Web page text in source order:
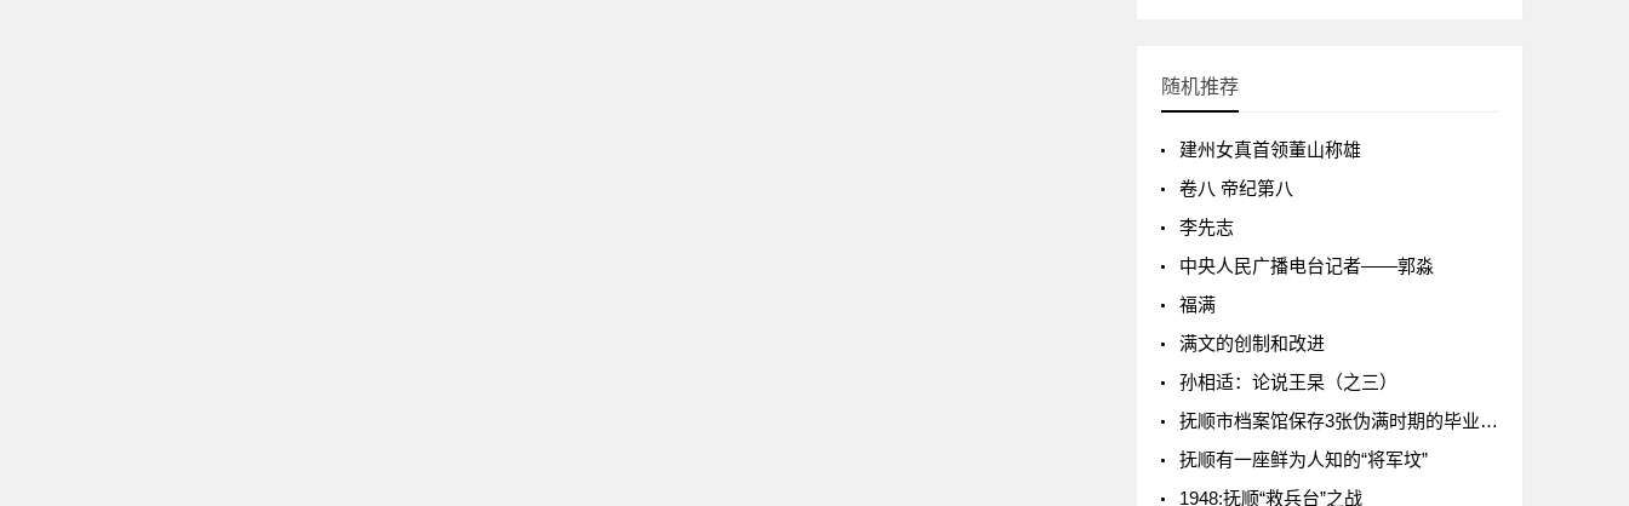
随机推荐
建州女真首领董山称雄
卷八 帝纪第八
李先志
中央人民广播电台记者——郭淼
福满
满文的创制和改进
孙相适：论说王杲（之三）
抚顺市档案馆保存3张伪满时期的毕业证书
抚顺有一座鲜为人知的“将军坟”
1948:抚顺“救兵台”之战